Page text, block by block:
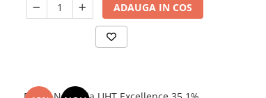
ADAUGA IN COS